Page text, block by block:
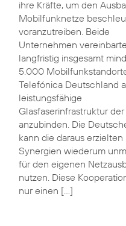
ihre Kräfte, um den
Mobilfunknetze
voranzutreiben. Beide
Unternehmen
langfristig insgesamt
5.000
Telefónica Deutschland
leistungsfähige
Glasfaserinfrastruktur
anzubinden. Die
kann die daraus erzielten
Synergien wiederum
für den eigenen
nutzen. Diese
nur einen […]